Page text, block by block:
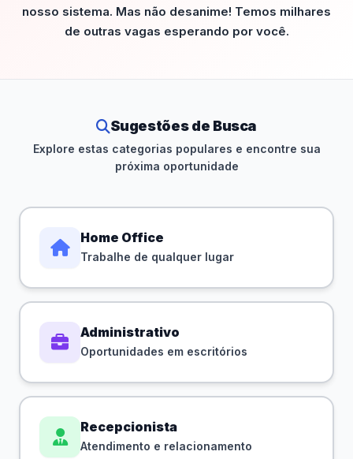
nosso sistema. Mas não desanime! Temos milhares
de outras vagas esperando por você.
Sugestões de Busca
Explore estas categorias populares e encontre sua
próxima oportunidade
Home Office
Trabalhe de qualquer lugar
Administrativo
Oportunidades em escritórios
Recepcionista
Atendimento e relacionamento